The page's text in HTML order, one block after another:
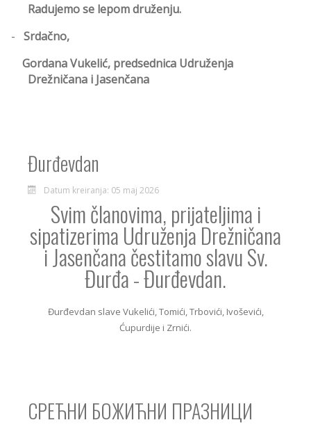
Radujemo se lepom druženju.
- Srdačno,
Gordana Vukelić, predsednica Udruženja
Drežničana i Jasenčana
Đurđevdan
Datum kreiranja: 05 maj 2026
Svim članovima, prijateljima i
sipatizerima Udruženja Drežničana
i Jasenčana čestitamo slavu Sv.
Đurđa - Đurđevdan.
Đurđevdan slave Vukelići, Tomići, Trbovići, Ivoševići,
Ćupurdije i Zrnići.
СРЕЋНИ БОЖИЋНИ ПРАЗНИЦИ